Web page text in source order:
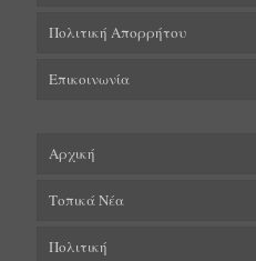
Πολιτική Απορρήτου
Επικοινωνία
Αρχική
Τοπικά Νέα
Πολιτική